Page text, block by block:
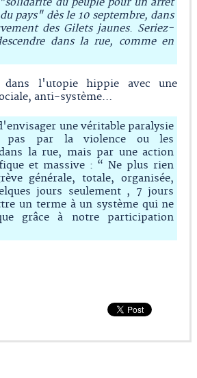
pays" dès le 10 septembre, dans
des Gilets jaunes. Seriez-
dans la rue, comme en
dans l'utopie hippie avec une
anti-système…
une véritable paralysie
pas par la violence ou les
la rue, mais par une action
et massive : “ Ne plus rien
générale, totale, organisée,
jours seulement , 7 jours
un terme à un système qui ne
grâce à notre participation